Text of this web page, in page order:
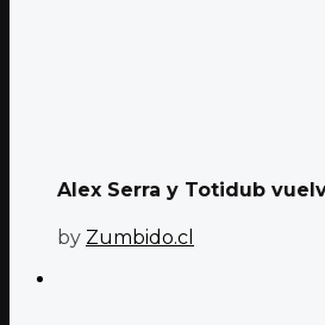
Alex Serra y Totidub
by Zumbido.cl